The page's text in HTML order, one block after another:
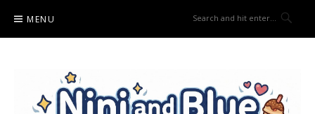
content
MENU